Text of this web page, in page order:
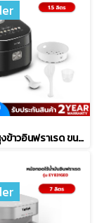
Tefal หม้อหุงข้าวอินฟราเรด ขนาด 1.5L รุ่น RK8868